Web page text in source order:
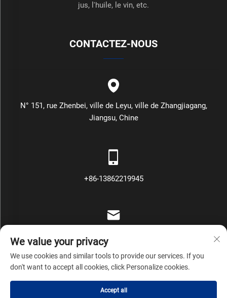
jus, l'huile, le vin, etc.
CONTACTEZ-NOUS
N° 151, rue Zhenbei, ville de Leyu, ville de Zhangjiagang,
Jiangsu, Chine
+86-13862219945
Droits d'auteur © Zhangjiagang Mars Packing Machinery Co., Ltd
Politique de confidentialité
We value your privacy
We use cookies and similar tools to provide our services. If you
don't want to accept all cookies, click Personalize cookies.
Accept all